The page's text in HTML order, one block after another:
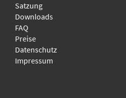
Satzung
Downloads
FAQ
Preise
Datenschutz
Impressum